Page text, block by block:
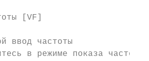
[VF]
ввод частоты
в режиме показа